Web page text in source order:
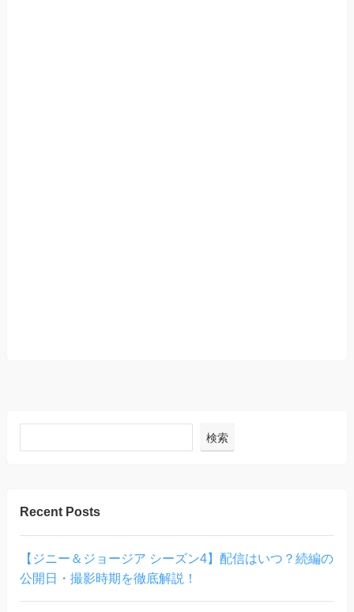
検索
Recent Posts
【ジニー＆ジョージア シーズン4】配信はいつ？続編の
公開日・撮影時期を徹底解説！